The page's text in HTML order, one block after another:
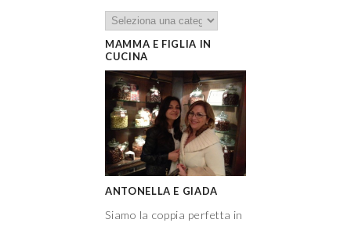
MAMMA E FIGLIA IN
CUCINA
ANTONELLA E GIADA
Siamo la coppia perfetta in